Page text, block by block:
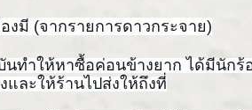
งมี (จากรายการดาวกระจาย)
นทำให้หาซื้อค่อนข้างยาก ได้มีนักร้
และให้ร้านไปส่งให้ถึงที่